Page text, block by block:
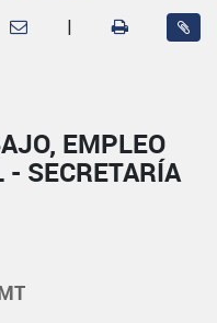
|
EMPLEO
- SECRETARÍA